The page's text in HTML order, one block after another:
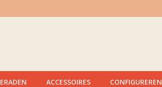
ACCESSOIRES CONFIGUREREN